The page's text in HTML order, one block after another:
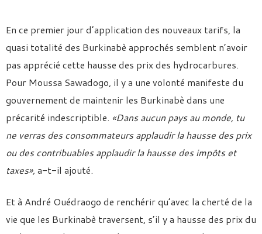
En ce premier jour d’application des nouveaux tarifs, la
quasi totalité des Burkinabè approchés semblent n’avoir
pas apprécié cette hausse des prix des hydrocarbures.
Pour Moussa Sawadogo, il y a une volonté manifeste du
gouvernement de maintenir les Burkinabè dans une
précarité indescriptible. «Dans aucun pays au monde, tu
ne verras des consommateurs applaudir la hausse des prix
ou des contribuables applaudir la hausse des impôts et
taxes», a-t-il ajouté.
Et à André Ouédraogo de renchérir qu’avec la cherté de la
vie que les Burkinabè traversent, s’il y a hausse des prix du